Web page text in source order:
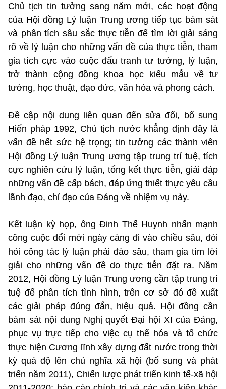
Chủ tịch tin tưởng sang năm mới, các hoạt động
của Hội đồng Lý luận Trung ương tiếp tục bám sát
và phân tích sâu sắc thực tiễn để tìm lời giải sáng
rõ về lý luận cho những vấn đề của thực tiễn, tham
gia tích cực vào cuộc đấu tranh tư tưởng, lý luận,
trở thành cộng đồng khoa học kiểu mẫu về tư
tưởng, học thuật, đạo đức, văn hóa và phong cách.
Đề cập nội dung liên quan đến sửa đổi, bổ sung
Hiến pháp 1992, Chủ tịch nước khẳng định đây là
vấn đề hết sức hệ trọng; tin tưởng các thành viên
Hội đồng Lý luận Trung ương tập trung trí tuệ, tích
cực nghiên cứu lý luận, tổng kết thực tiễn, giải đáp
những vấn đề cấp bách, đáp ứng thiết thực yêu cầu
lãnh đạo, chỉ đạo của Đảng về nhiệm vụ này.
Kết luận kỳ họp, ông Đinh Thế Huynh nhấn mạnh
công cuộc đổi mới ngày càng đi vào chiều sâu, đòi
hỏi công tác lý luận phải đào sâu, tham gia tìm lời
giải cho những vấn đề do thực tiễn đặt ra. Năm
2012, Hội đồng Lý luận Trung ương cần tập trung trí
tuệ để phân tích tình hình, trên cơ sở đó đề xuất
các giải pháp đúng đắn, hiệu quả. Hội đồng cần
bám sát nội dung Nghị quyết Đại hội XI của Đảng,
phục vụ trực tiếp cho việc cụ thể hóa và tổ chức
thực hiện Cương lĩnh xây dựng đất nước trong thời
kỳ quá độ lên chủ nghĩa xã hội (bổ sung và phát
triển năm 2011), Chiến lược phát triển kinh tế-xã hội